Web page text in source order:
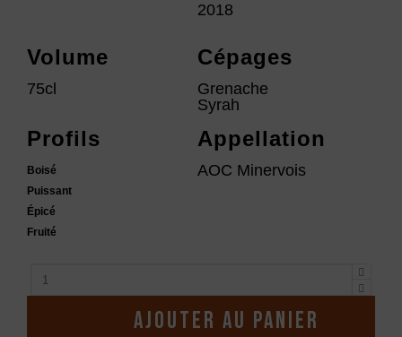
2018
Volume
75cl
Cépages
Grenache
Syrah
Profils
Boisé
Puissant
Épicé
Fruité
Appellation
AOC Minervois
Ajouter au panier